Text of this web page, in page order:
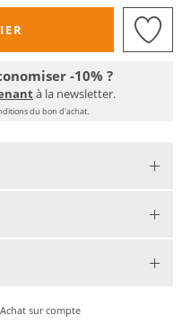
-10% ?
à la newsletter.
du bon d'achat.
Achat sur compte